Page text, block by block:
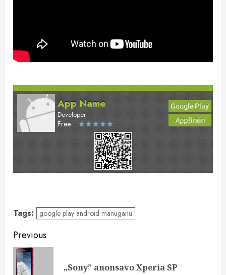
App Name
Developer
Free
Tags: google play android manuganu
Post
navigation
Previous
„Sony” anonsavo Xperia SP